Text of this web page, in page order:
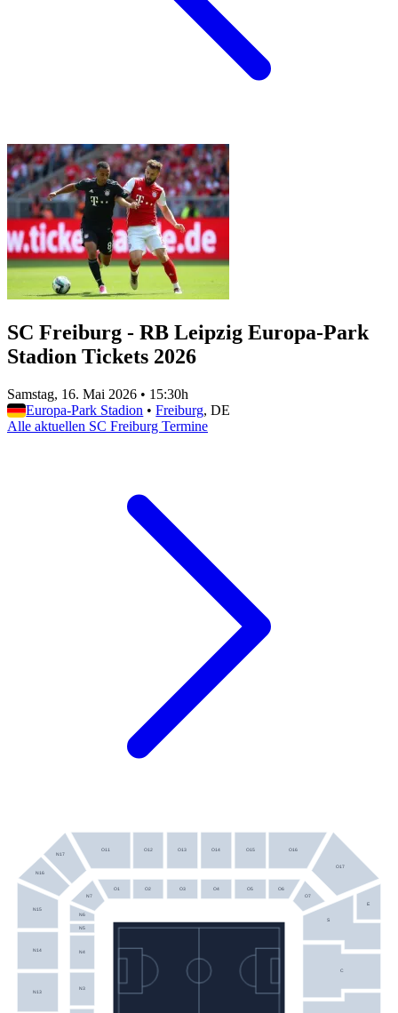
SC Freiburg - RB Leipzig Europa-Park
Stadion Tickets 2026
Samstag, 16. Mai 2026 • 15:30h
Europa-Park Stadion • Freiburg, DE
Alle aktuellen SC Freiburg Termine
S
C
E
O1 O2 O3 O4 O5 O6
O7
N3
N4
N5
N6
N7
O11 O12 O13 O14 O15 O16
O17
N16
N17
N15
N14
N13